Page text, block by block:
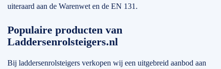
uiteraard aan de Warenwet en de EN 131.
Populaire producten van
Laddersenrolsteigers.nl
Bij laddersenrolsteigers verkopen wij een uitgebreid aanbod aan